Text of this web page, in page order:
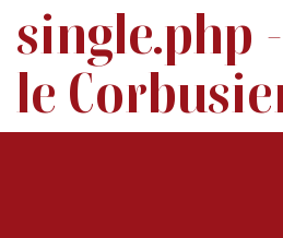
single.php
le